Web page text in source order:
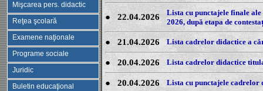
Mişcarea pers. didactic
Reţea şcolară
Examene naţionale
Programe sociale
Juridic
Buletin educaţional
● 22.04.2026
Lista cu punctajele finale
2026, după etapa de
● 21.04.2026 Lista cadrelor didactice a
●20.04.2026 Lista cadrelor didactice
● 20.04.2026 Lista cu punctajele cadrelor